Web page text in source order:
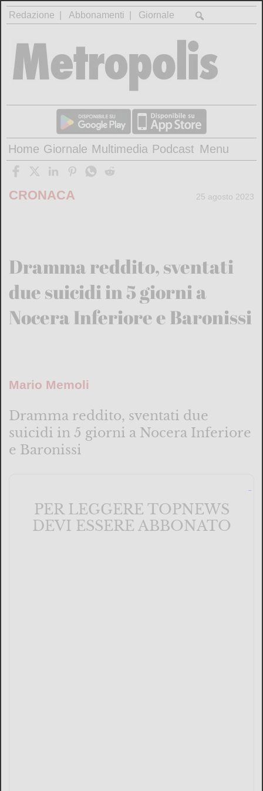
Redazione Abbonamenti Giornale
Home Giornale Multimedia Podcast Menu
CRONACA 25 agosto 2023
Dramma reddito, sventati
due suicidi in 5 giorni a
Nocera Inferiore e Baronissi
Mario Memoli
Dramma reddito, sventati due
suicidi in 5 giorni a Nocera Inferiore
e Baronissi
PER LEGGERE TOPNEWS
DEVI ESSERE ABBONATO